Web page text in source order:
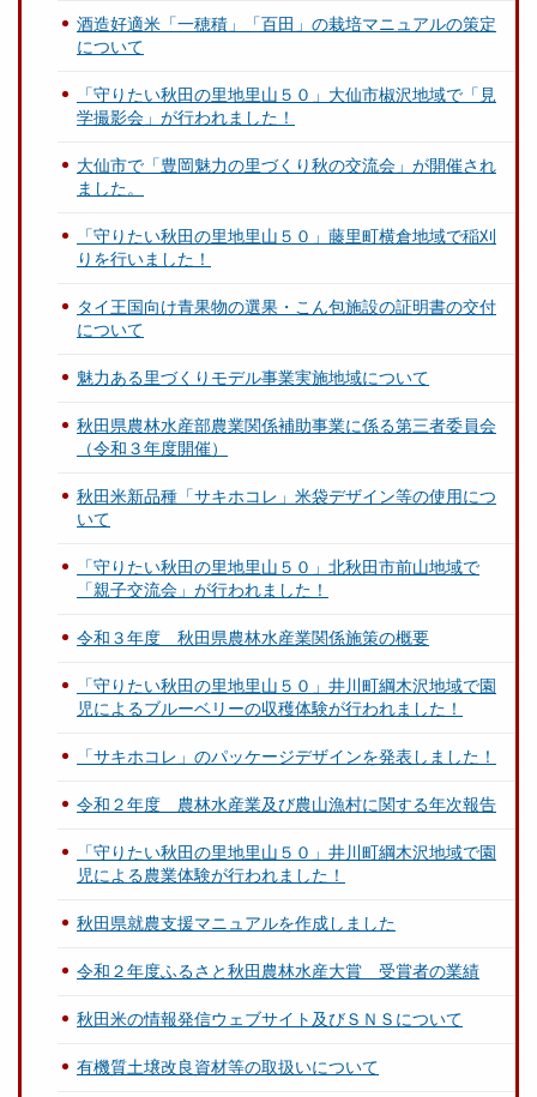
酒造好適米「一穂積」「百田」の栽培マニュアルの策定
について
「守りたい秋田の里地里山５０」大仙市椒沢地域で「見
学撮影会」が行われました！
大仙市で「豊岡魅力の里づくり秋の交流会」が開催され
ました。
「守りたい秋田の里地里山５０」藤里町横倉地域で稲刈
りを行いました！
タイ王国向け青果物の選果・こん包施設の証明書の交付
について
魅力ある里づくりモデル事業実施地域について
秋田県農林水産部農業関係補助事業に係る第三者委員会
（令和３年度開催）
秋田米新品種「サキホコレ」米袋デザイン等の使用につ
いて
「守りたい秋田の里地里山５０」北秋田市前山地域で
「親子交流会」が行われました！
令和３年度 秋田県農林水産業関係施策の概要
「守りたい秋田の里地里山５０」井川町綱木沢地域で園
児によるブルーベリーの収穫体験が行われました！
「サキホコレ」のパッケージデザインを発表しました！
令和２年度 農林水産業及び農山漁村に関する年次報告
「守りたい秋田の里地里山５０」井川町綱木沢地域で園
児による農業体験が行われました！
秋田県就農支援マニュアルを作成しました
令和２年度ふるさと秋田農林水産大賞 受賞者の業績
秋田米の情報発信ウェブサイト及びＳＮＳについて
有機質土壌改良資材等の取扱いについて